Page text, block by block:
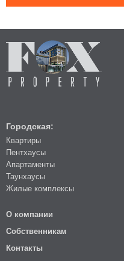
Городская:
Квартиры
Пентхаусы
Апартаменты
Таунхаусы
Жилые комплексы
О компании
Собственникам
Контакты